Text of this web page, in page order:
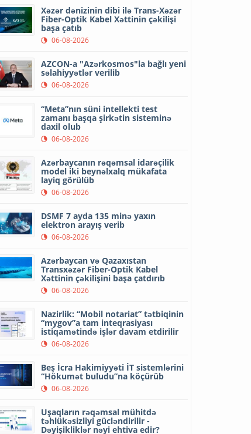
Xəzər dənizinin dibi ilə Trans-Xəzər
Fiber-Optik Kabel Xəttinin çəkilişi
başa çatıb
06-08-2026
AZCON-a "Azərkosmos"la bağlı yeni
səlahiyyətlər verilib
06-08-2026
“Meta”nın süni intellekti test
zamanı başqa şirkətin sisteminə
daxil olub
06-08-2026
Azərbaycanın rəqəmsal idarəçilik
model iki beynəlxalq mükafata
layiq görülüb
06-08-2026
DSMF 7 ayda 135 minə yaxın
elektron arayış verib
06-08-2026
Azərbaycan və Qazaxıstan
Transxəzər Fiber-Optik Kabel
Xəttinin çəkilişini başa çatdırıb
06-08-2026
Nazirlik: “Mobil notariat” tətbiqinin
“mygov”a tam inteqrasiyası
istiqamətində işlər davam etdirilir
06-08-2026
Beş İcra Hakimiyyəti İT sistemlərini
“Hökumət buludu”na köçürüb
06-08-2026
Uşaqların rəqəmsal mühitdə
təhlükəsizliyi gücləndirilir -
Dəyişikliklər nəyi ehtiva edir?